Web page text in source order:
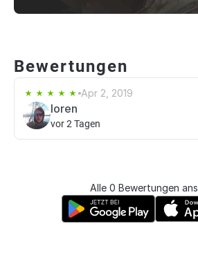
Bewertungen
Apr 2, 2019
loren
vor 2 Tagen
Alle 0 Bewertungen